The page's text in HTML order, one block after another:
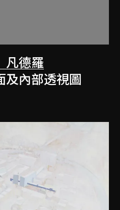
凡德羅
及內部透視圖